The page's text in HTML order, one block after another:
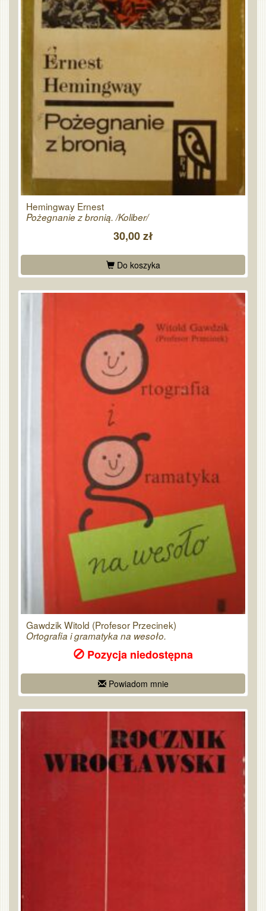
Hemingway Ernest
Pożegnanie z bronią. /Koliber/
30,00 zł
Do koszyka
Gawdzik Witold (Profesor Przecinek)
Ortografia i gramatyka na wesoło.
Pozycja niedostępna
Powiadom mnie